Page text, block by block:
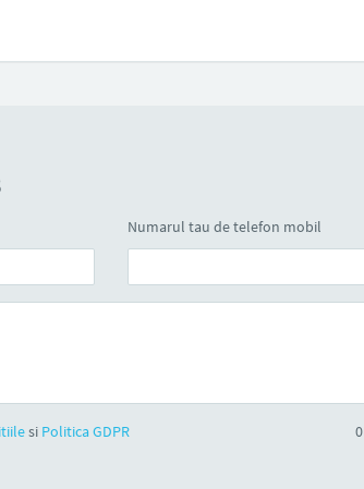
Numarul tau de telefon mobil
si Politica GDPR 0